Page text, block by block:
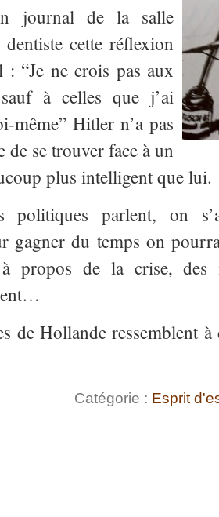
journal de la salle
dentiste cette réflexion
: “Je ne crois pas aux
sauf à celles que j’ai
même” Hitler n’a pas
de se trouver face à un
plus intelligent que lui.
politiques parlent, on
gagner du temps on
propos de la crise, des
de Hollande ressemblent
Catégorie : Esprit